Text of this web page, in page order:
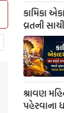
કામિકા
વ્રતની
શુભ મુહૂર્ત
શ્રાવણ
પહેરવાના